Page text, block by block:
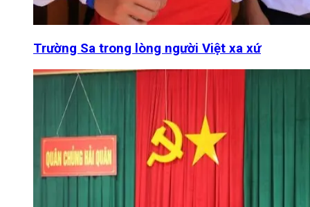
Trường Sa trong lòng người Việt xa xứ